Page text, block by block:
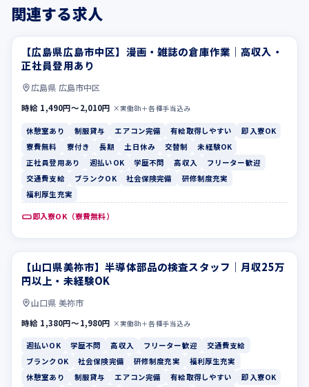
関連する求人
休憩室あり 制服貸与
【広島県広島市中区】漫画・雑誌の倉庫作業｜高収入・
正社員登用あり
広島県 広島市中区
時給 1,490円〜2,010円 ×実働8h＋各種手当込み
休憩室あり 制服貸与 エアコン完備 有給取得しやすい
即入寮OK
寮費無料
寮付き 長期 土日休み 交替制
未経験OK
正社員登用あり
週払いOK 学歴不問 高収入
フリーター歓迎
交通費支給
ブランクOK 社会保険完備
研修制度充実
福利厚生充実
即入寮OK（寮費無料）
週払いOK 学歴不問
【山口県美祢市】半導体部品の検査スタッフ｜月収25万
円以上・未経験OK
山口県 美祢市
時給 1,380円〜1,980円 ×実働8h＋各種手当込み
週払いOK 学歴不問 高収入 フリーター歓迎
交通費支給
ブランクOK
社会保険完備 研修制度充実
福利厚生充実
休憩室あり
制服貸与 エアコン完備 有給取得しやすい
即入寮OK